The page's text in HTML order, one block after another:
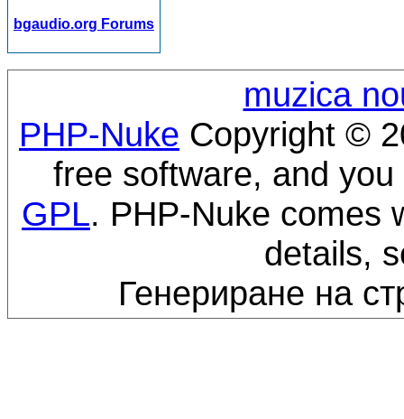
bgaudio.org Forums
muzica
PHP-Nuke Copyright ©
free software, and
GPL. PHP-Nuke comes
details,
Генериране на